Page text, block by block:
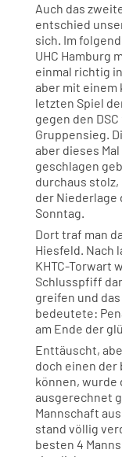
Auch das
entschied
sich. Im
UHC Hamburg
einmal richtig
aber mit einem
letzten Spiel
gegen den
Gruppensieg.
aber dieses
geschlagen
durchaus
der Niederlage
Sonntag.
Dort traf man
Hiesfeld. Nach
KHTC-Torwart
Schlusspfiff
greifen und
bedeutete:
am Ende der
Enttäuscht,
doch einen der
können, wurde
ausgerechnet
Mannschaft
stand völlig
besten 4